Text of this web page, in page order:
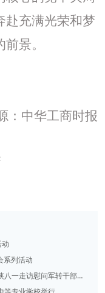
系列活动
走访慰问军转干部殷润田
赴充满光荣和梦
景。
：中华工商时报